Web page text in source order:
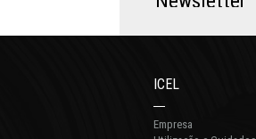
ICEL
Empresa